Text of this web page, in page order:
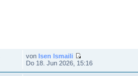
vonIsen Ismaili
Do 18. Jun 2026, 15:16